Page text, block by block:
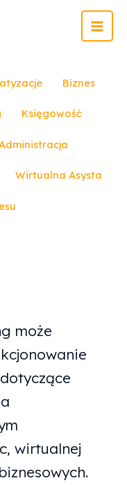
Biznes
Księgowość
Wirtualna Asysta
może
wirtualnej